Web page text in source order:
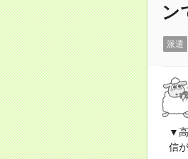
ン
派遣
▼
信